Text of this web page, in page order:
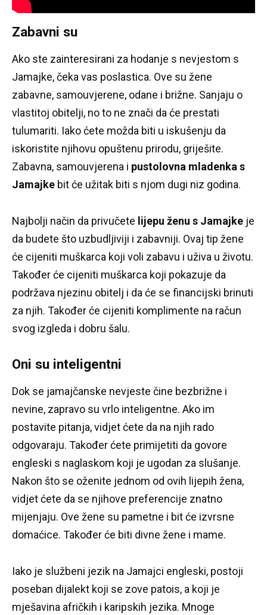
Zabavni su
Ako ste zainteresirani za hodanje s nevjestom s
Jamajke, čeka vas poslastica. Ove su žene
zabavne, samouvjerene, odane i brižne. Sanjaju o
vlastitoj obitelji, no to ne znači da će prestati
tulumariti. Iako ćete možda biti u iskušenju da
iskoristite njihovu opuštenu prirodu, griješite.
Zabavna, samouvjerena i pustolovna mladenka s
Jamajke bit će užitak biti s njom dugi niz godina.
Najbolji način da privučete lijepu ženu s Jamajke je
da budete što uzbudljiviji i zabavniji. Ovaj tip žene
će cijeniti muškarca koji voli zabavu i uživa u životu.
Također će cijeniti muškarca koji pokazuje da
podržava njezinu obitelj i da će se financijski brinuti
za njih. Također će cijeniti komplimente na račun
svog izgleda i dobru šalu.
Oni su inteligentni
Dok se jamajčanske nevjeste čine bezbrižne i
nevine, zapravo su vrlo inteligentne. Ako im
postavite pitanja, vidjet ćete da na njih rado
odgovaraju. Također ćete primijetiti da govore
engleski s naglaskom koji je ugodan za slušanje.
Nakon što se oženite jednom od ovih lijepih žena,
vidjet ćete da se njihove preferencije znatno
mijenjaju. Ove žene su pametne i bit će izvrsne
domaćice. Također će biti divne žene i mame.
Iako je službeni jezik na Jamajci engleski, postoji
poseban dijalekt koji se zove patois, a koji je
mješavina afričkih i karipskih jezika. Mnoge